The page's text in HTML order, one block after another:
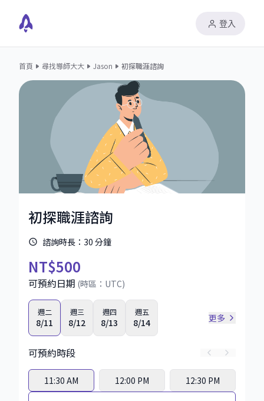
登入
首頁 尋找導師大大 Jason 初探職涯諮詢
初探職涯諮詢
諮詢時長： 30 分鐘
NT$500
可預約日期 (時區： UTC)
週二
8/11
週三
8/12
週四
8/13
週五
8/14 更多
可預約時段
11:30 AM 12:00 PM 12:30 PM